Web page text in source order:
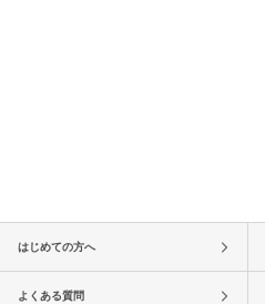
はじめての方へ
よくある質問